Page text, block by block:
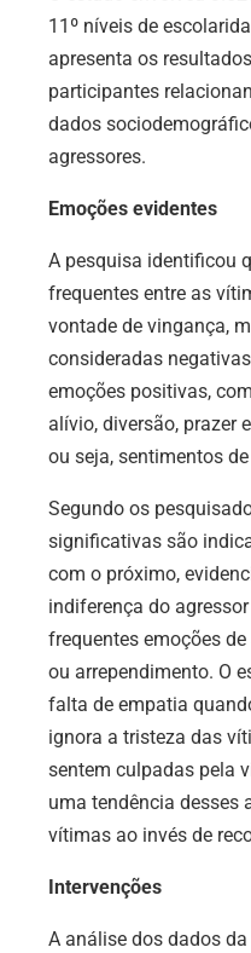
11º níveis de
apresenta os
participantes
dados
agressores.
Emoções evidentes
A pesquisa identificou
frequentes entre as
vontade de vingança,
consideradas
emoções positivas,
alívio, diversão, prazer
ou seja, sentimentos
Segundo os
significativas são
com o próximo,
indiferença do
frequentes emoções
ou arrependimento. O
falta de empatia
ignora a tristeza das
sentem culpadas pela
uma tendência desses
vítimas ao invés de
Intervenções
A análise dos dados